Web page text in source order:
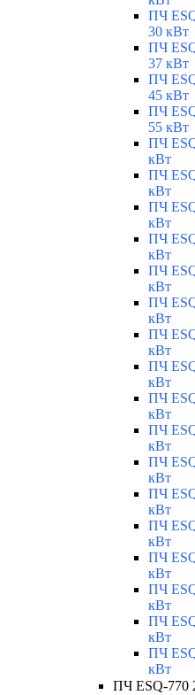
ПЧ
30 кВт
ПЧ
37 кВт
ПЧ
45 кВт
ПЧ
55 кВт
ПЧ
кВт
ПЧ
кВт
ПЧ
кВт
ПЧ
кВт
ПЧ
кВт
ПЧ
кВт
ПЧ
кВт
ПЧ
кВт
ПЧ
кВт
ПЧ
кВт
ПЧ
кВт
ПЧ
кВт
ПЧ
кВт
ПЧ
кВт
ПЧ
кВт
ПЧ
кВт
ПЧ
кВт
ПЧ ESQ-770